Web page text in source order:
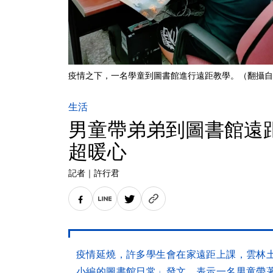
疫情之下，一名學童到圖書館進行遠距教學。（翻攝
生活
男童帶弟弟到圖書館
超暖心
記者 ｜ 許行君
疫情延燒，許多學生會在家遠距上課，雲林